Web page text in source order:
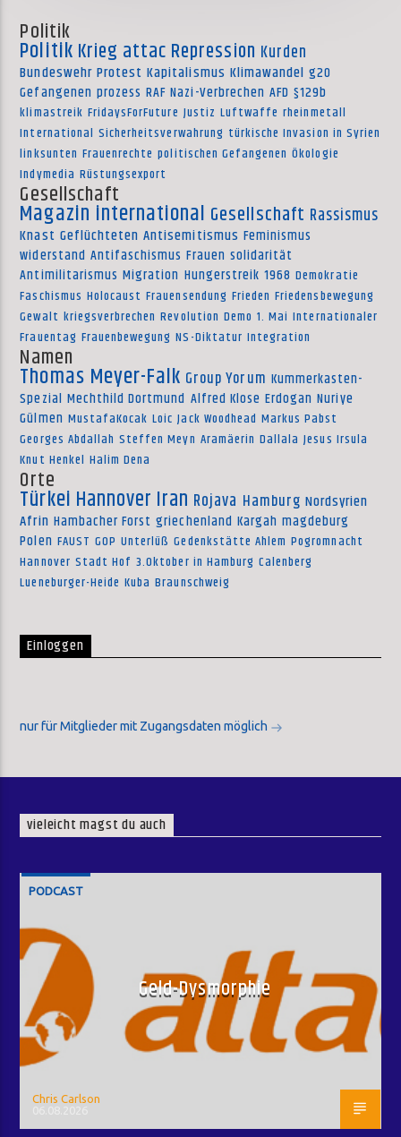
Politik
Politik Krieg attac Repression Kurden
Bundeswehr Protest Kapitalismus Klimawandel g20
Gefangenen prozess RAF Nazi-Verbrechen AFD §129b
klimastreik FridaysForFuture Justiz Luftwaffe rheinmetall
International Sicherheitsverwahrung türkische Invasion in Syrien
linksunten Frauenrechte politischen Gefangenen Ökologie
Indymedia Rüstungsexport
Gesellschaft
Magazin international Gesellschaft Rassismus
Knast Geflüchteten Antisemitismus Feminismus
widerstand Antifaschismus Frauen solidarität
Antimilitarismus Migration Hungerstreik 1968 Demokratie
Faschismus Holocaust Frauensendung Frieden Friedensbewegung
Gewalt kriegsverbrechen Revolution Demo 1. Mai Internationaler
Frauentag Frauenbewegung NS-Diktatur Integration
Namen
Thomas Meyer-Falk Group Yorum Kummerkasten-
Spezial Mechthild Dortmund Alfred Klose Erdogan Nuriye
Gülmen MustafaKocak Loic Jack Woodhead Markus Pabst
Georges Abdallah Steffen Meyn Aramäerin Dallala Jesus Irsula
Knut Henkel Halim Dena
Orte
Türkei Hannover Iran Rojava Hamburg Nordsyrien
Afrin Hambacher Forst griechenland Kargah magdeburg
Polen FAUST GOP Unterlüß Gedenkstätte Ahlem Pogromnacht
Hannover Stadt Hof 3.Oktober in Hamburg Calenberg
Lueneburger-Heide Kuba Braunschweig
Einloggen
nur für Mitglieder mit Zugangsdaten möglich
vieleicht magst du auch
PODCAST
Geld-Dysmorphie
Chris Carlson